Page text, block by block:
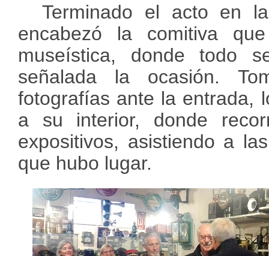
Terminado el acto en
encabezó la comitiva
museística, donde todo
señalada la ocasión.
fotografías ante la entrada,
a su interior, donde
expositivos, asistiendo a
que hubo lugar.